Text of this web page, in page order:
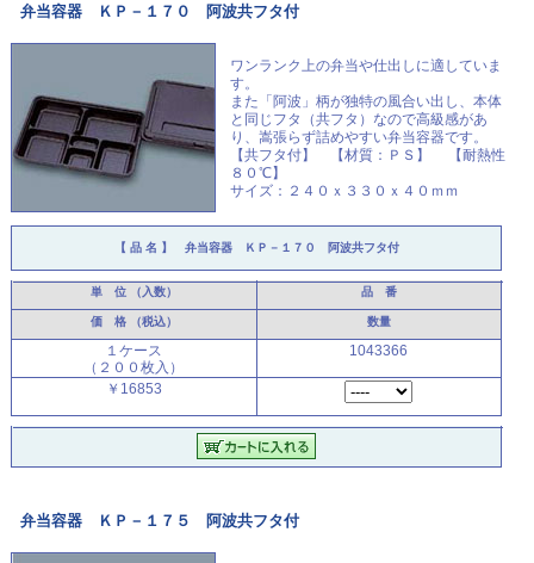
弁当容器 ＫＰ－１７０ 阿波共フタ付
ワンランク上の弁当や仕出しに適していま
す。
また「阿波」柄が独特の風合い出し、本体
と同じフタ（共フタ）なので高級感があ
り、嵩張らず詰めやすい弁当容器です。
【共フタ付】 【材質：ＰＳ】 【耐熱性
８０℃】
サイズ：２４０ｘ３３０ｘ４０ｍｍ
【 品 名 】 弁当容器 ＫＰ－１７０ 阿波共フタ付
単 位（入数） 品 番
価 格（税込） 数量
１ケース
（２００枚入）
1043366
￥16853
弁当容器 ＫＰ－１７５ 阿波共フタ付